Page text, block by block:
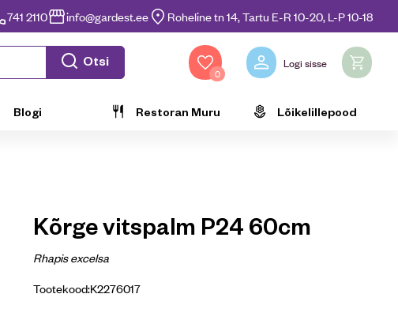
741 2110 info@gardest.ee Roheline tn 14, Tartu E-R 10-20, L-P 10-18
Otsi
0
Logi sisse
Blogi Restoran Muru Lõikelillepood
Kõrge vitspalm P24 60cm
Rhapis excelsa
Tootekood:K2276017